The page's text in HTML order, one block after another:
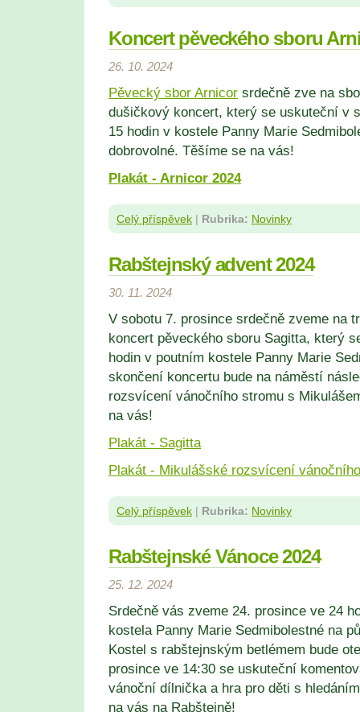
Koncert pěveckého sboru
26. 10. 2024
Pěvecký sbor Arnicor srdečně zve na
dušičkový koncert, který se uskuteční v
15 hodin v kostele Panny Marie
dobrovolné. Těšíme se na vás!
Plakát - Arnicor 2024
Celý příspěvek | Rubrika: Novinky
Rabštejnský advent 2024
30. 11. 2024
V sobotu 7. prosince srdečně zveme na
koncert pěveckého sboru Sagitta, který
hodin v poutním kostele Panny Marie
skončení koncertu bude na náměstí
rozsvícení vánočního stromu s
na vás!
Plakát - Sagitta
Plakát - Mikulášské rozsvícení
Celý příspěvek | Rubrika: Novinky
Rabštejnské Vánoce 2024
25. 12. 2024
Srdečně vás zveme 24. prosince ve 24
kostela Panny Marie Sedmibolestné na
Kostel s rabštejnským betlémem bude
prosince ve 14:30 se uskuteční
vánoční dílnička a hra pro děti s
na vás na Rabštejně!